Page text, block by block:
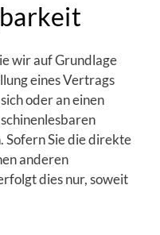
wir auf Grundlage
eines Vertrags
oder an einen
Sofern Sie die direkte
anderen
dies nur, soweit